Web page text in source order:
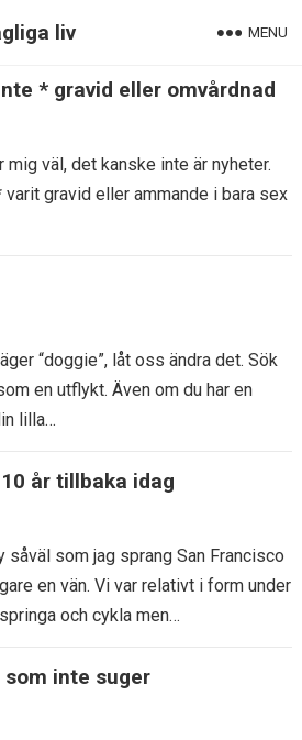
liv MENU
* gravid eller omvårdnad
mig väl, det kanske inte är nyheter.
varit gravid eller ammande i bara sex
“doggie”, låt oss ändra det. Sök
en utflykt. Även om du har en
lilla…
år tillbaka idag
såväl som jag sprang San Francisco
en vän. Vi var relativt i form under
och cykla men…
inte suger